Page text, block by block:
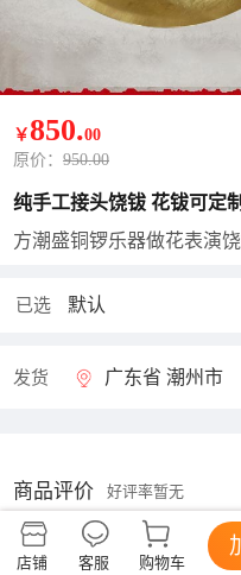
￥850.00
原价： 950.00
纯手工接头饶钹 花钹可定
已选 默认
发货 广东省 潮州市
商品评价 好评率暂无
店铺 客服 购物车